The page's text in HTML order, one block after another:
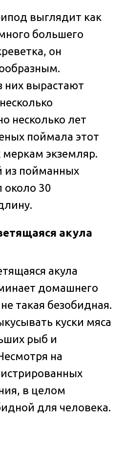
выглядит как
большего
он
них вырастают
несколько лет
поймала этот
экземляр.
пойманных
30
акула
акула
домашнего
такая безобидная.
куски мяса
рыб и
на
в целом
для человека.